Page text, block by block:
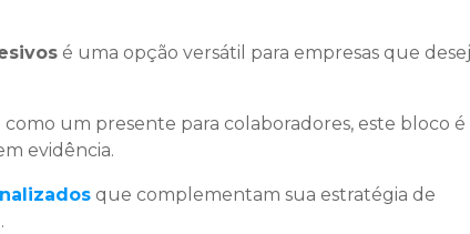
é uma opção versátil para empresas que
um presente para colaboradores, este bloco
evidência.
que complementam sua estratégia de